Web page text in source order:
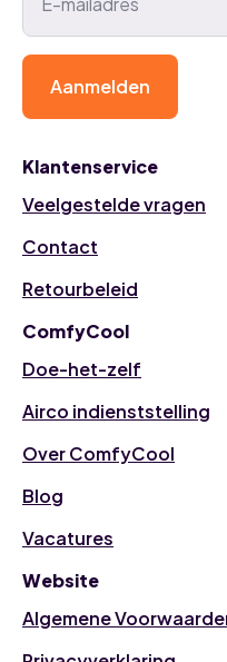
Klantenservice
Veelgestelde vragen
Contact
Retourbeleid
ComfyCool
Doe-het-zelf
Airco indienststelling
Over ComfyCool
Blog
Vacatures
Website
Algemene
Aanmelden